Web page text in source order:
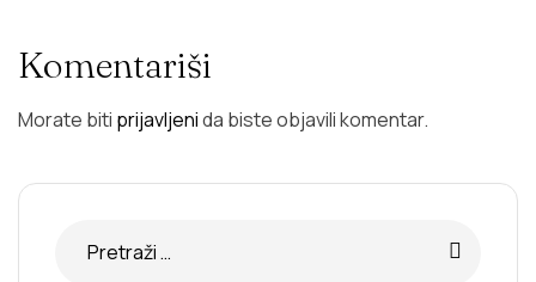
Komentariši
Morate biti prijavljenida biste objavili komentar.
Pretraga: